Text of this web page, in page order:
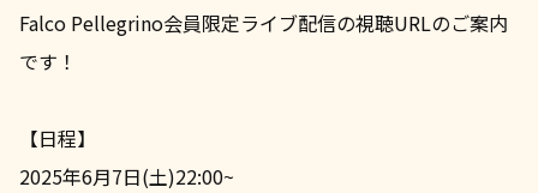
Falco Pellegrino会員限定ライブ配信の視聴URLのご案内
です！
【日程】
2025年6月7日(土)22:00~